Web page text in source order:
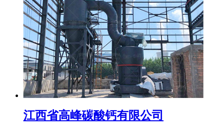
江西省高峰碳酸钙有限公司